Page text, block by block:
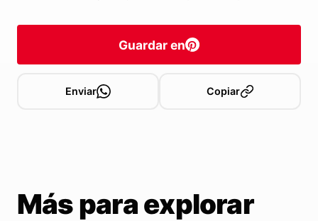
Guardar en
Enviar Copiar
Más para explorar